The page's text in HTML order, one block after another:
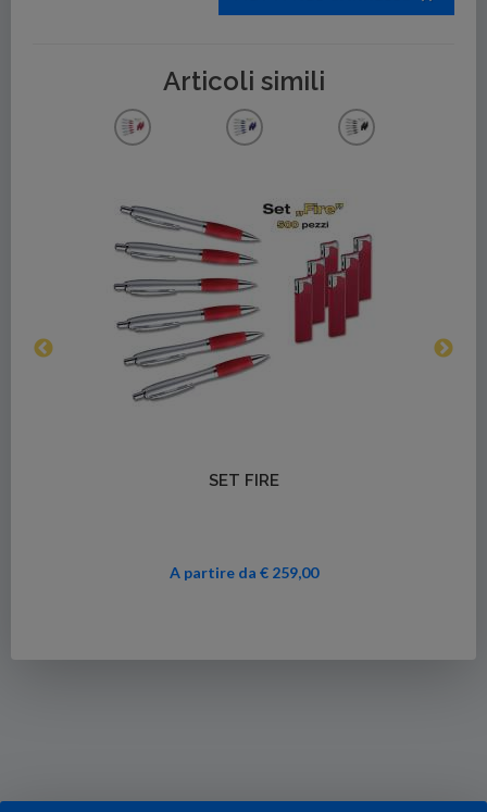
Articoli simili
Dettagli
SET FIRE
A partire da € 259,00